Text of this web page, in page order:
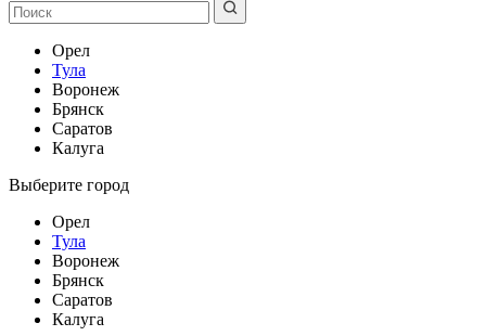
Орел
Тула
Воронеж
Брянск
Саратов
Калуга
Выберите город
Орел
Тула
Воронеж
Брянск
Саратов
Калуга